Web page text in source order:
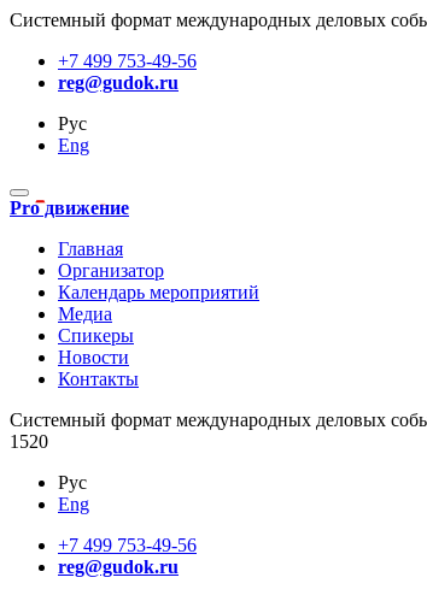
Системный формат международных деловых
+7 499 753-49-56
reg@gudok.ru
Рус
Eng
Pro движение
Главная
Организатор
Календарь мероприятий
Медиа
Спикеры
Новости
Контакты
Cистемный формат международных деловых
1520
Рус
Eng
+7 499 753-49-56
reg@gudok.ru